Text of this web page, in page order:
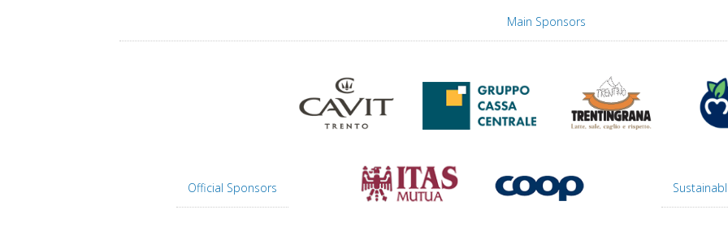
Main Sponsors
Official Sponsors